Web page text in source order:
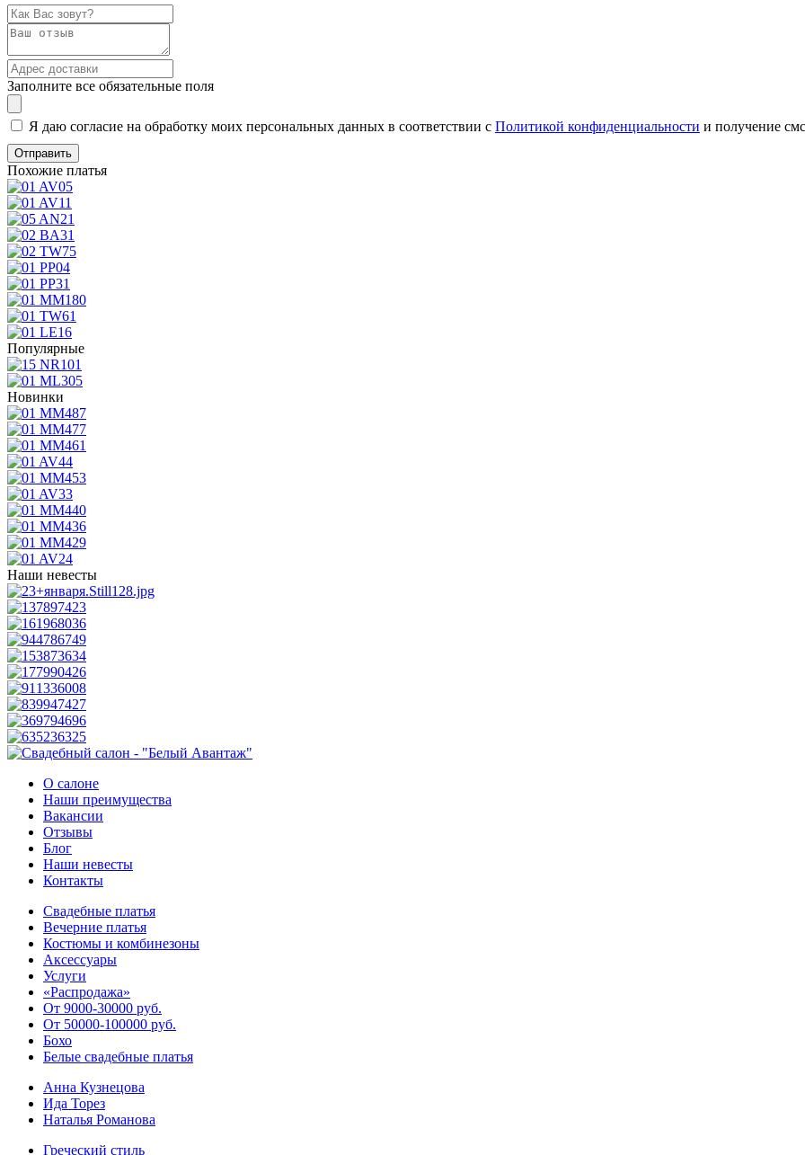
Заполните все обязательные поля
Я даю согласие на обработку моих персональных данных в соответствии с Политикой конфиденциальности и получение
Похожие платья
Популярные
Новинки
Наши невесты
О салоне
Наши преимущества
Вакансии
Отзывы
Блог
Наши невесты
Контакты
Свадебные платья
Вечерние платья
Костюмы и комбинезоны
Аксессуары
Услуги
«Распродажа»
От 9000-30000 руб.
От 50000-100000 руб.
Бохо
Белые свадебные платья
Анна Кузнецова
Ида Торез
Наталья Романова
Греческий стиль